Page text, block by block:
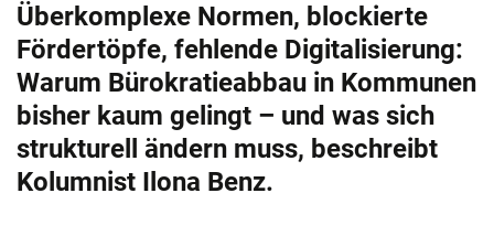
Überkomplexe Normen, blockierte
Fördertöpfe, fehlende Digitalisierung:
Warum Bürokratieabbau in Kommunen
bisher kaum gelingt – und was sich
strukturell ändern muss, beschreibt
Kolumnist Ilona Benz.